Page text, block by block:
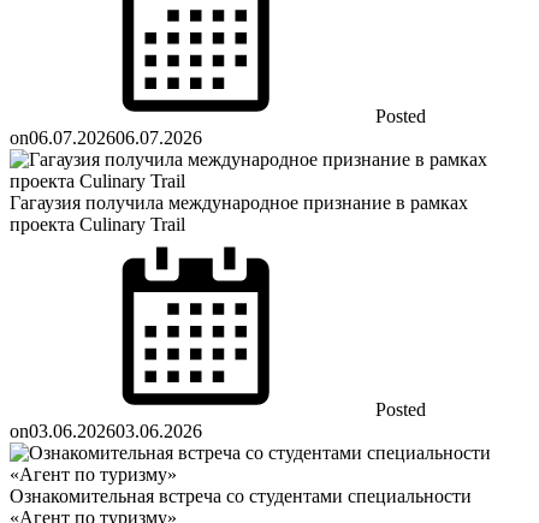
Posted
on06.07.202606.07.2026
Гагаузия получила международное признание в рамках
проекта Culinary Trail
Posted
on03.06.202603.06.2026
Ознакомительная встреча со студентами специальности
«Агент по туризму»